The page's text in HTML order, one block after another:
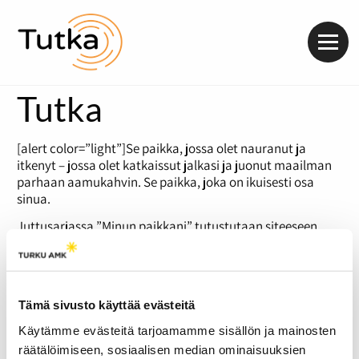
Tämä sivusto käyttää evästeitä
Käytämme evästeitä tarjoamamme sisällön ja mainosten
räätälöimiseen, sosiaalisen median ominaisuuksien
Tutka
[alert color=”light”]Se paikka, jossa olet nauranut ja
itkenyt – jossa olet katkaissut jalkasi ja juonut maailman
parhaan aamukahvin. Se paikka, joka on ikuisesti osa
sinua.
Juttusarjassa ”Minun paikkani” tutustutaan siteeseen,
joka syntyy ihmisten ja paikkojen välille.[/alert]
Aiju Von Schöneman
kulttuurivaikuttaja. Vuonna 1974 hän oli avioeron kokenut
kulttuurihistoriaa opiskelleen naisen elämä muuttui.
Turun Tuomiokirkko on puolestaan Suomen vanhin kirkko.
Yli 700 vuoden ikäinen katedraali seisoo Unikankareella